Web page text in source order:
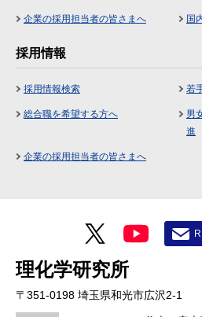
企業の採用担当者の皆さまへ 国
採用情報
採用情報検索 若
総合職を希望する方へ
男
進
企業の採用担当者の皆さまへ
理化学研究所
〒351-0198 埼玉県和光市広沢2-1